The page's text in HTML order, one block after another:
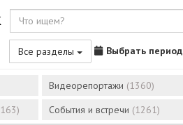
Все разделы Выбрать период
Видеорепортажи (1360)
События и встречи (1261)